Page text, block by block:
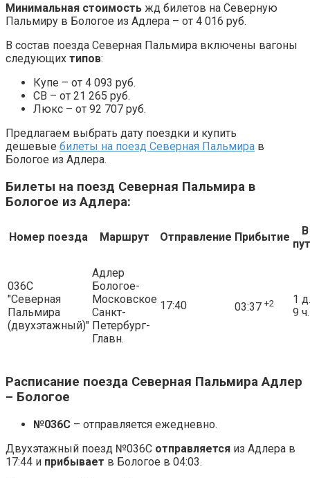
Минимальная стоимость жд билетов на Северную
Пальмиру в Бологое из Адлера – от 4 016 руб.
В состав поезда Северная Пальмира включены вагоны
следующих типов:
Купе – от 4 093 руб.
СВ – от 21 265 руб.
Люкс – от 92 707 руб.
Предлагаем выбрать дату поездки и купить
дешевые билеты на поезд Северная Пальмира в
Бологое из Адлера.
Билеты на поезд Северная Пальмира в
Бологое из Адлера:
Номер поезда Маршрут Отправление Прибытие
В
036С
"Северная
Пальмира
(двухэтажный)"
Адлер
Бологое-
Московское
Санкт-
Петербург-
Главн.
17:40 03:37 +2
1 д.
9 ч.
Расписание поезда Северная Пальмира Адлер
– Бологое
№036С – отправляется ежедневно.
Двухэтажный поезд №036С отправляется из Адлера в
17:44 и прибывает в Бологое в 04:03.